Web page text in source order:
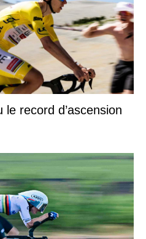
record d’ascension